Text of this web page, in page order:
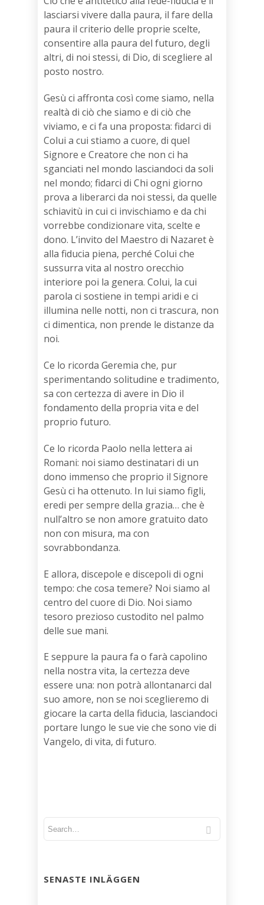
lasciarsi vivere dalla paura, il fare della
paura il criterio delle proprie scelte,
consentire alla paura del futuro, degli
altri, di noi stessi, di Dio, di scegliere al
posto nostro.
Gesù ci affronta così come siamo, nella
realtà di ciò che siamo e di ciò che
viviamo, e ci fa una proposta: fidarci di
Colui a cui stiamo a cuore, di quel
Signore e Creatore che non ci ha
sganciati nel mondo lasciandoci da soli
nel mondo; fidarci di Chi ogni giorno
prova a liberarci da noi stessi, da quelle
schiavitù in cui ci invischiamo e da chi
vorrebbe condizionare vita, scelte e
dono. L’invito del Maestro di Nazaret è
alla fiducia piena, perché Colui che
sussurra vita al nostro orecchio
interiore poi la genera. Colui, la cui
parola ci sostiene in tempi aridi e ci
illumina nelle notti, non ci trascura, non
ci dimentica, non prende le distanze da
noi.
Ce lo ricorda Geremia che, pur
sperimentando solitudine e tradimento,
sa con certezza di avere in Dio il
fondamento della propria vita e del
proprio futuro.
Ce lo ricorda Paolo nella lettera ai
Romani: noi siamo destinatari di un
dono immenso che proprio il Signore
Gesù ci ha ottenuto. In lui siamo figli,
eredi per sempre della grazia… che è
null’altro se non amore gratuito dato
non con misura, ma con
sovrabbondanza.
E allora, discepole e discepoli di ogni
tempo: che cosa temere? Noi siamo al
centro del cuore di Dio. Noi siamo
tesoro prezioso custodito nel palmo
delle sue mani.
E seppure la paura fa o farà capolino
nella nostra vita, la certezza deve
essere una: non potrà allontanarci dal
suo amore, non se noi sceglieremo di
giocare la carta della fiducia, lasciandoci
portare lungo le sue vie che sono vie di
Vangelo, di vita, di futuro.
SENASTE INLÄGGEN